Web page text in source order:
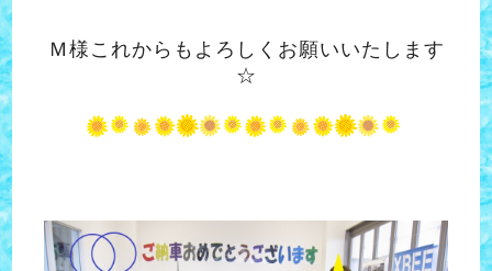
Ｍ様これからもよろしくお願いいたします
☆